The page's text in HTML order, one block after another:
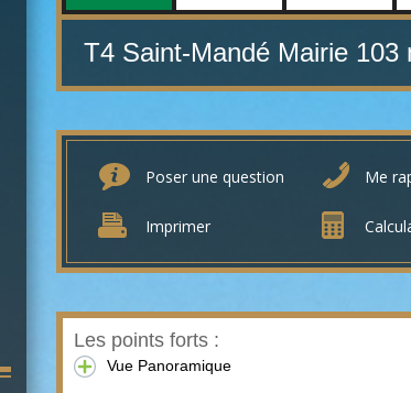
T4 Saint-Mandé Mairie 103
Poser une question Me
Imprimer
Les points forts :
Vue Panoramique